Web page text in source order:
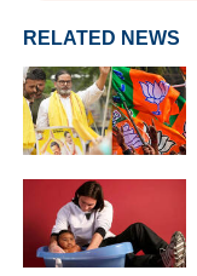
RELATED NEWS